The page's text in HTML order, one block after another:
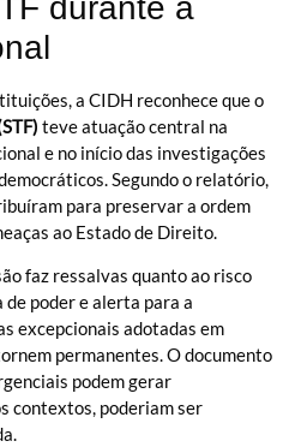
a CIDH reconhece que o
teve atuação central na
e no início das investigações
Segundo o relatório,
para preservar a ordem
ao Estado de Direito.
faz ressalvas quanto ao risco
poder e alerta para a
excepcionais adotadas em
permanentes. O documento
podem gerar
contextos, poderiam ser